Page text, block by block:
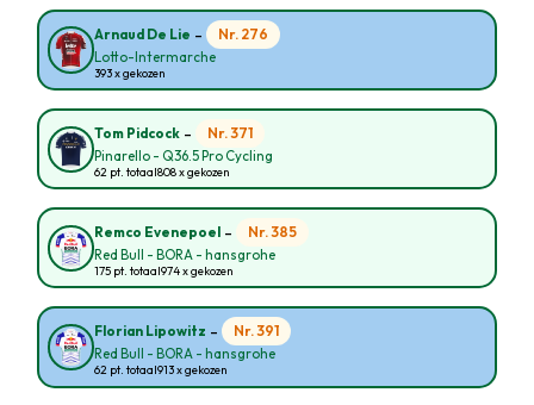
Arnaud De Lie - Nr. 276
Lotto-Intermarche
393 x gekozen
Tom Pidcock - Nr. 371
Pinarello - Q36.5 Pro Cycling
62 pt. totaal808 x gekozen
Remco Evenepoel - Nr. 385
Red Bull - BORA - hansgrohe
175 pt. totaal974 x gekozen
Florian Lipowitz - Nr. 391
Red Bull - BORA - hansgrohe
62 pt. totaal913 x gekozen